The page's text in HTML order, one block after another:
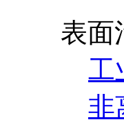
表面
工
非